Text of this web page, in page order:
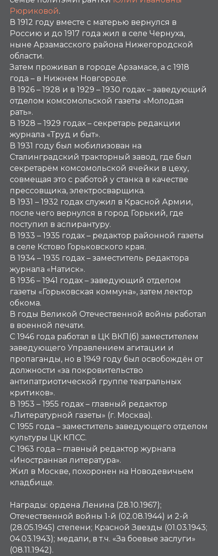
Рюриковой.
В 1912 году вместе с матерью вернулся в
Россию и до 1917 года жил в селе Чернуха,
ныне Арзамасского района Нижегородской
области.
Затем проживал в городе Арзамасе, а с 1918
года – в Нижнем Новгороде.
В 1926 – 1928 и в 1929 – 1930 годах – заведующий
отделом комсомольской газеты «Молодая
рать».
В 1928 – 1929 годах – секретарь редакции
журнала «Труд и быт».
В 1931 году был мобилизован на
Сталинградский тракторный завод, где был
секретарём комсомольской ячейки в цеху,
совмещая это с работой у станка в качестве
прессовщика, электросварщика.
В 1931 – 1932 годах служил в Красной Армии,
после чего вернулся в город Горький, где
поступил в аспирантуру.
В 1933 – 1935 годах – редактор районной газеты
в селе Кстово Горьковского края.
В 1934 – 1935 годах – заместитель редактора
журнала «Натиск».
В 1936 – 1941 годах – заведующий отделом
газеты «Горьковская коммуна», затем лектор
обкома.
В годы Великой Отечественной войны работал
в военной печати.
С 1946 года работал в ЦК ВКП(б) заместителем
заведующего Управлением агитации и
пропаганды, но в 1949 году был освобождён от
должности «за покровительство
антипатриотической группе театральных
критиков».
В 1953 – 1955 годах – главный редактор
«Литературной газеты» (г. Москва).
С 1955 года – заместитель заведующего отделом
культуры ЦК КПСС.
С 1963 года – главный редактор журнала
«Иностранная литература».
Жил в Москве, похоронен на Новодевичьем
кладбище.
Награды: ордена Ленина (28.10.1967);
Отечественной войны 1-й (02.08.1944) и 2-й
(28.05.1945) степени; Красной Звезды (01.03.1943;
04.03.1943); медали, в т.ч. «За боевые заслуги»
(08.11.1942).